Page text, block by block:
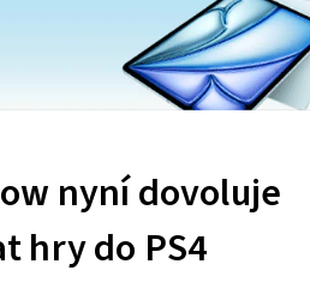
nyní dovoluje
hry do PS4